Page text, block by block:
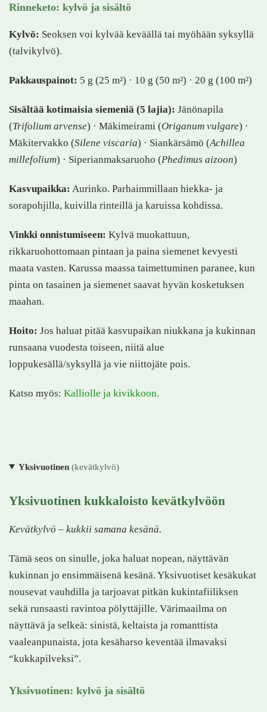
Rinneketo: kylvö ja sisältö
Kylvö: Seoksen voi kylvää keväällä tai myöhään syksyllä
(talvikylvö).
Pakkauspainot: 5 g (25 m²) · 10 g (50 m²) · 20 g (100 m²)
Sisältää kotimaisia siemeniä (5 lajia): Jänönapila
(Trifolium arvense) · Mäkimeirami (Origanum vulgare) ·
Mäkitervakko (Silene viscaria) · Siankärsämö (Achillea
millefolium) · Siperianmaksaruoho (Phedimus aizoon)
Kasvupaikka: Aurinko. Parhaimmillaan hiekka- ja
sorapohjilla, kuivilla rinteillä ja karuissa kohdissa.
Vinkki onnistumiseen: Kylvä muokattuun,
rikkaruohottomaan pintaan ja paina siemenet kevyesti
maata vasten. Karussa maassa taimettuminen paranee, kun
pinta on tasainen ja siemenet saavat hyvän kosketuksen
maahan.
Hoito: Jos haluat pitää kasvupaikan niukkana ja kukinnan
runsaana vuodesta toiseen, niitä alue
loppukesällä/syksyllä ja vie niittojäte pois.
Katso myös: Kalliolle ja kivikkoon.
Yksivuotinen (kevätkylvö)
Yksivuotinen kukkaloisto kevätkylvöön
Kevätkylvö – kukkii samana kesänä.
Tämä seos on sinulle, joka haluat nopean, näyttävän
kukinnan jo ensimmäisenä kesänä. Yksivuotiset kesäkukat
nousevat vauhdilla ja tarjoavat pitkän kukintafiiliksen
sekä runsaasti ravintoa pölyttäjille. Värimaailma on
näyttävä ja selkeä: sinistä, keltaista ja romanttista
vaaleanpunaista, jota kesäharso keventää ilmavaksi
“kukkapilveksi”.
Yksivuotinen: kylvö ja sisältö